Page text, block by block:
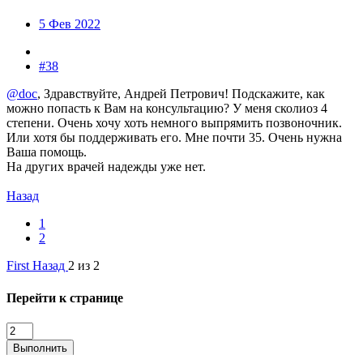
5 Фев 2022
#38
@doc, Здравствуйте, Андрей Петрович! Подскажите, как
можно попасть к Вам на консультацию? У меня сколиоз 4
степени. Очень хочу хоть немного выпрямить позвоночник.
Или хотя бы поддерживать его. Мне почти 35. Очень нужна
Ваша помощь.
На других врачей надежды уже нет.
Назад
1
2
First Назад 2 из 2
Перейти к странице
Выполнить